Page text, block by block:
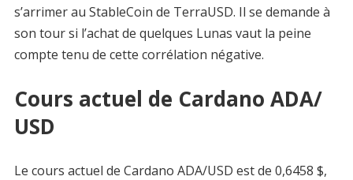
s’arrimer au StableCoin de TerraUSD. Il se demande à
son tour si l’achat de quelques Lunas vaut la peine
compte tenu de cette corrélation négative.
Cours actuel de Cardano ADA/
USD
Le cours actuel de Cardano ADA/USD est de 0,6458 $,